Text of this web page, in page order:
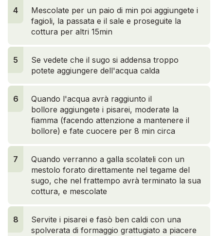
4
Mescolate per un paio di min poi aggiungete i
fagioli, la passata e il sale e proseguite la
cottura per altri 15min
4
Se vedete che il sugo si addensa troppo
potete aggiungere dell'acqua calda
5
6
Quando l'acqua avrà raggiunto il
bollore aggiungete i pisarei, moderate la
fiamma (facendo attenzione a mantenere il
bollore) e fate cuocere per 8 min circa
7
Quando verranno a galla scolateli con un
mestolo forato direttamente nel tegame del
sugo, che nel frattempo avrà terminato la sua
cottura, e mescolate
8
Servite i pisarei e fasò ben caldi con una
spolverata di formaggio grattugiato a piacere